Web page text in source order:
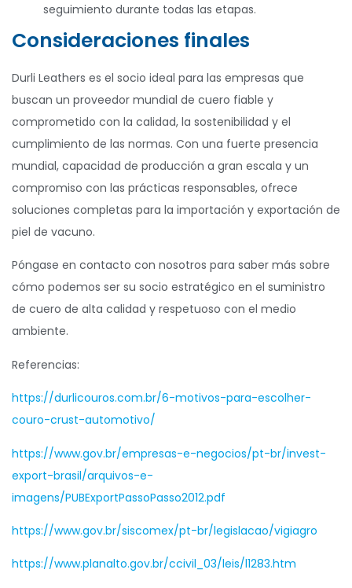
seguimiento durante todas las etapas.
Consideraciones finales
Durli Leathers es el socio ideal para las empresas que
buscan un proveedor mundial de cuero fiable y
comprometido con la calidad, la sostenibilidad y el
cumplimiento de las normas. Con una fuerte presencia
mundial, capacidad de producción a gran escala y un
compromiso con las prácticas responsables, ofrece
soluciones completas para la importación y exportación de
piel de vacuno.
Póngase en contacto con nosotros para saber más sobre
cómo podemos ser su socio estratégico en el suministro
de cuero de alta calidad y respetuoso con el medio
ambiente.
Referencias:
https://durlicouros.com.br/6-motivos-para-escolher-
couro-crust-automotivo/
https://www.gov.br/empresas-e-negocios/pt-br/invest-
export-brasil/arquivos-e-
imagens/PUBExportPassoPasso2012.pdf
https://www.gov.br/siscomex/pt-br/legislacao/vigiagro
https://www.planalto.gov.br/ccivil_03/leis/l1283.htm